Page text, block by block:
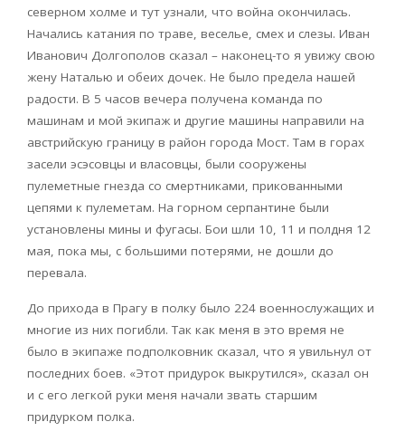
северном холме и тут узнали, что война окончилась.
Начались катания по траве, веселье, смех и слезы. Иван
Иванович Долгополов сказал – наконец-то я увижу свою
жену Наталью и обеих дочек. Не было предела нашей
радости. В 5 часов вечера получена команда по
машинам и мой экипаж и другие машины направили на
австрийскую границу в район города Мост. Там в горах
засели эсэсовцы и власовцы, были сооружены
пулеметные гнезда со смертниками, прикованными
цепями к пулеметам. На горном серпантине были
установлены мины и фугасы. Бои шли 10, 11 и полдня 12
мая, пока мы, с большими потерями, не дошли до
перевала.
До прихода в Прагу в полку было 224 военнослужащих и
многие из них погибли. Так как меня в это время не
было в экипаже подполковник сказал, что я увильнул от
последних боев. «Этот придурок выкрутился», сказал он
и с его легкой руки меня начали звать старшим
придурком полка.